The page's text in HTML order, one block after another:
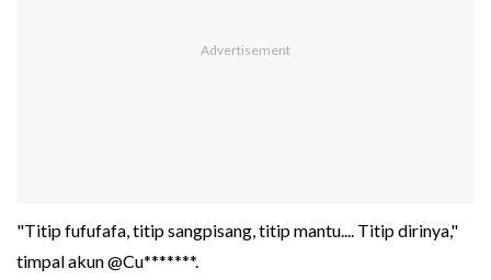
"Titip fufufafa, titip sangpisang, titip mantu.... Titip dirinya,"
timpal akun @Cu*******.